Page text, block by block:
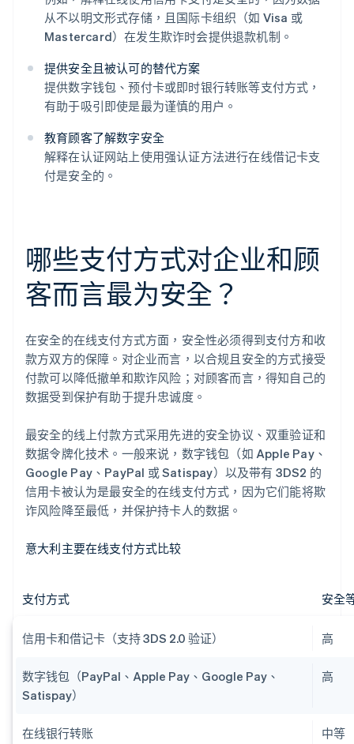
从不以明文形式存储，且国际卡组织（如 Visa 或
Mastercard）在发生欺诈时会提供退款机制。
提供安全且被认可的替代方案
提供数字钱包、预付卡或即时银行转账等支付方式，
有助于吸引即使是最为谨慎的用户。
教育顾客了解数字安全
解释在认证网站上使用强认证方法进行在线借记卡支
付是安全的。
哪些支付方式对企业和顾
客而言最为安全？
在安全的在线支付方式方面，安全性必须得到支付方和收
款方双方的保障。对企业而言，以合规且安全的方式接受
付款可以降低撤单和欺诈风险；对顾客而言，得知自己的
数据受到保护有助于提升忠诚度。
最安全的线上付款方式采用先进的安全协议、双重验证和
数据令牌化技术。一般来说，数字钱包（如 Apple Pay、
Google Pay、PayPal 或 Satispay）以及带有 3DS2 的
信用卡被认为是最安全的在线支付方式，因为它们能将欺
诈风险降至最低，并保护持卡人的数据。
意大利主要在线支付方式比较
支付方式 安全
信用卡和借记卡（支持 3DS 2.0 验证） 高
数字钱包（PayPal、Apple Pay、Google Pay、
Satispay）
高
在线银行转账 中等